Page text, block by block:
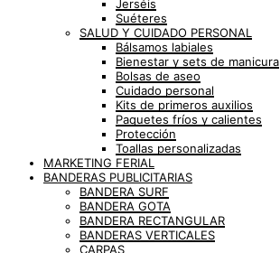
Jerséis
Suéteres
SALUD Y CUIDADO PERSONAL
Bálsamos labiales
Bienestar y sets de manicura
Bolsas de aseo
Cuidado personal
Kits de primeros auxilios
Paquetes fríos y calientes
Protección
Toallas personalizadas
MARKETING FERIAL
BANDERAS PUBLICITARIAS
BANDERA SURF
BANDERA GOTA
BANDERA RECTANGULAR
BANDERAS VERTICALES
CARPAS